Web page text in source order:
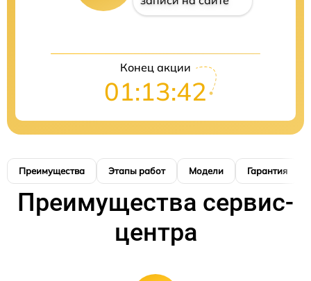
Конец акции
01:13:41
Преимущества Этапы работ Модели Гарантия
Преимущества сервис-
центра